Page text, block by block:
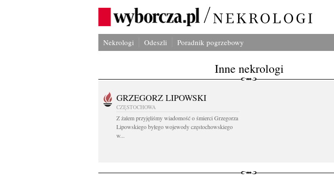
Nekrologi Odeszli Poradnik pogrzebowy
Inne nekrologi
GRZEGORZ LIPOWSKI
CZĘSTOCHOWA
Z żalem przyjęliśmy wiadomość o śmierci Grzegorza
Lipowskiego byłego wojewody częstochowskiego
w...